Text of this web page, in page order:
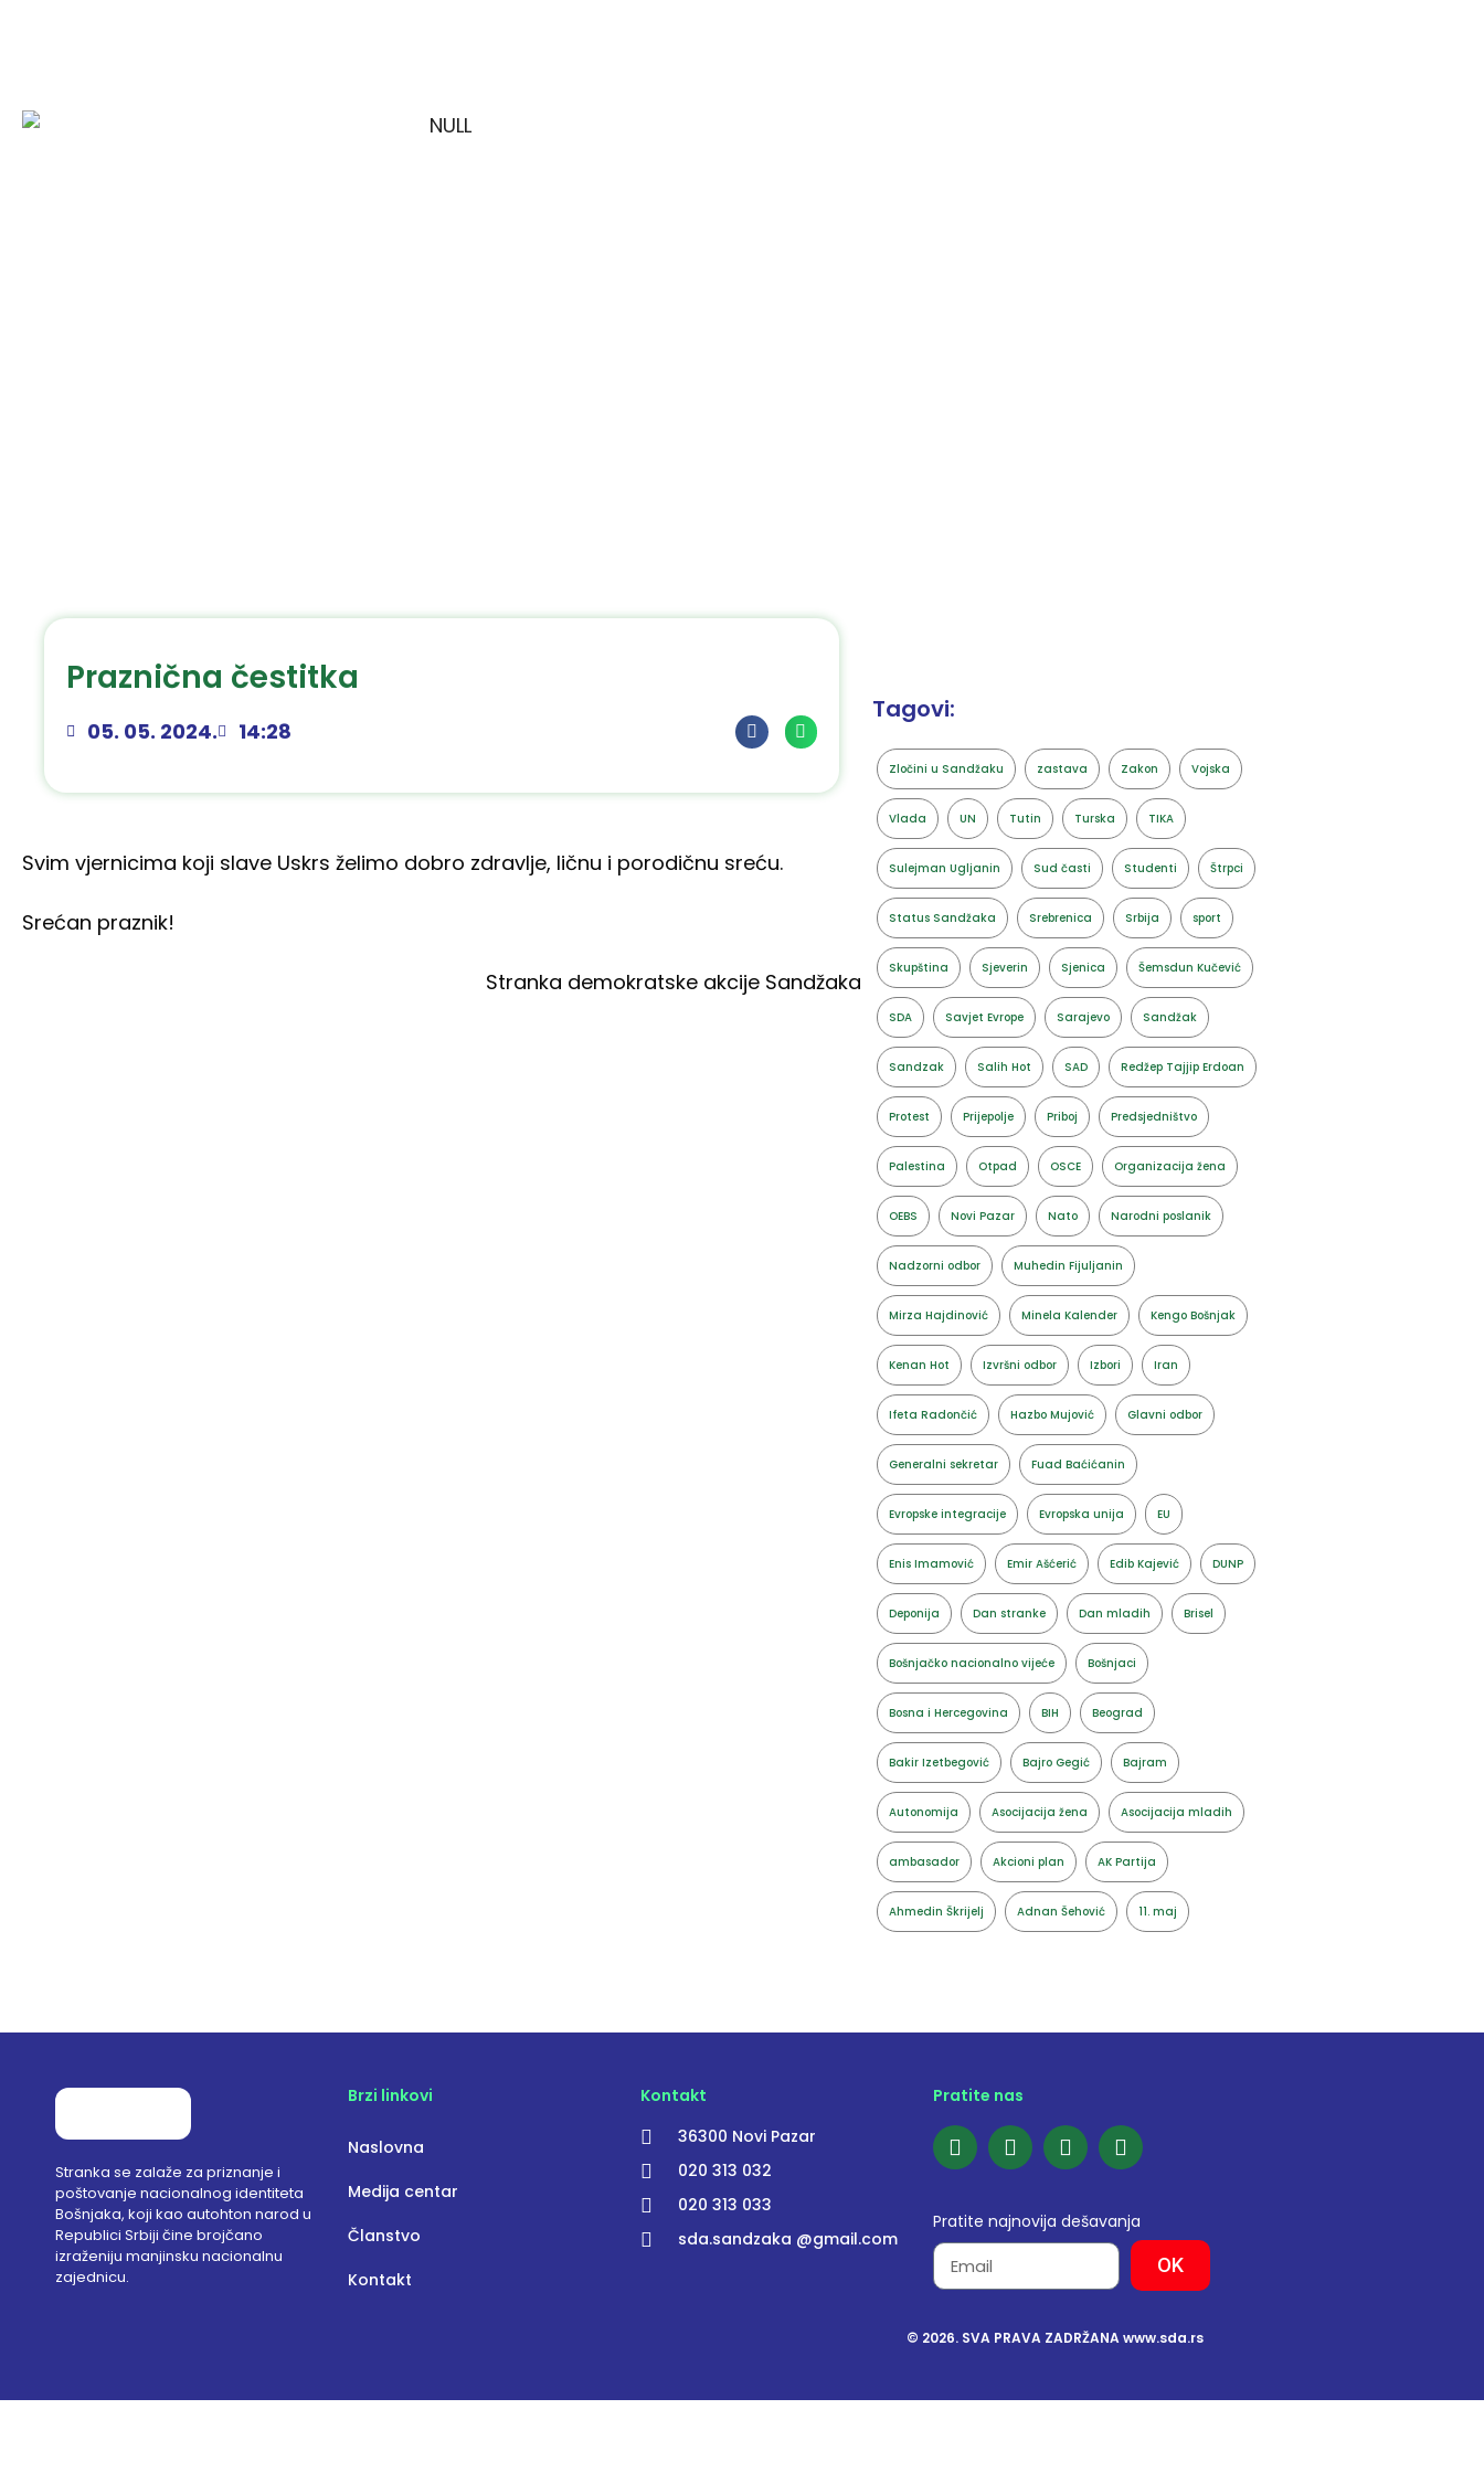
Praznična čestitka
05. 05. 2024. 14:28
Svim vjernicima koji slave Uskrs želimo dobro zdravlje, ličnu i porodičnu sreću.
Srećan praznik!
Stranka demokratske akcije Sandžaka
Tagovi:
Zločini u Sandžaku zastava Zakon Vojska
Vlada UN Tutin Turska TIKA
Sulejman Ugljanin Sud časti Studenti Štrpci
Status Sandžaka Srebrenica Srbija sport
Skupština Sjeverin Sjenica Šemsdun Kučević
SDA Savjet Evrope Sarajevo Sandžak
Sandzak Salih Hot SAD Redžep Tajjip Erdoan
Protest Prijepolje Priboj Predsjedništvo
Palestina Otpad OSCE Organizacija žena
OEBS Novi Pazar Nato Narodni poslanik
Nadzorni odbor Muhedin Fijuljanin
Mirza Hajdinović Minela Kalender Kengo Bošnjak
Kenan Hot Izvršni odbor Izbori Iran
Ifeta Radončić Hazbo Mujović Glavni odbor
Generalni sekretar Fuad Baćićanin
Evropske integracije Evropska unija EU
Enis Imamović Emir Ašćerić Edib Kajević DUNP
Deponija Dan stranke Dan mladih Brisel
Bošnjačko nacionalno vijeće Bošnjaci
Bosna i Hercegovina BIH Beograd
Bakir Izetbegović Bajro Gegić Bajram
Autonomija Asocijacija žena Asocijacija mladih
ambasador Akcioni plan AK Partija
Ahmedin Škrijelj Adnan Šehović 11. maj
Stranka se zalaže za priznanje i
poštovanje nacionalnog identiteta
Bošnjaka, koji kao autohton narod u
Republici Srbiji čine brojčano
izraženiju manjinsku nacionalnu
zajednicu.
Brzi linkovi
Naslovna
Medija centar
Članstvo
Kontakt
Kontakt
36300 Novi Pazar
020 313 032
020 313 033
sda.sandzaka @gmail.com
Pratite nas
Pratite najnovija dešavanja
OK
© 2026. SVA PRAVA ZADRŽANA www.sda.rs